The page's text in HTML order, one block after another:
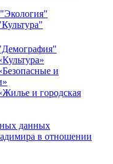
и
и городская
данных
в отношении